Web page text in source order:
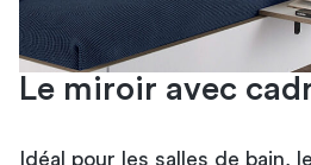
Le miroir avec
Idéal pour les salles de bain,